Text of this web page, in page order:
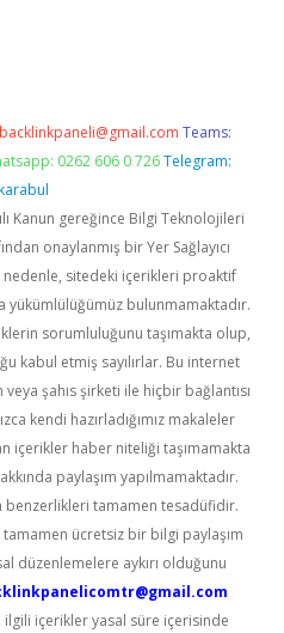
backlinkpaneli@gmail.com Teams:
0262 606 0 726 Telegram:
Kanun gereğince Bilgi Teknolojileri
onaylanmış bir Yer Sağlayıcı
sitedeki içerikleri proaktif
yükümlülüğümüz bulunmamaktadır.
sorumluluğunu taşımakta olup,
kabul etmiş sayılırlar. Bu internet
şahıs şirketi ile hiçbir bağlantısı
kendi hazırladığımız makaleler
içerikler haber niteliği taşımamakta
paylaşım yapılmamaktadır.
benzerlikleri tamamen tesadüfidir.
tamamen ücretsiz bir bilgi paylaşım
düzenlemelere aykırı olduğunu
içerikler yasal süre içerisinde